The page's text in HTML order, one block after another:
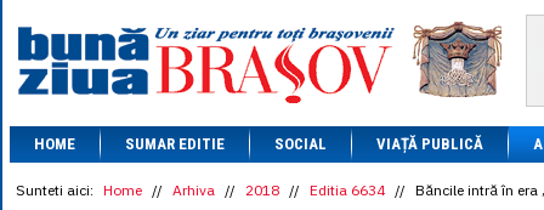
= 5.8304
1 XAU= 464.4611
1 AED= 1.1933
1 AUD= 2.7957
1 BGN= 2.5449
1 CAD= 3.1559
1 CHF= 5.2813
1 CNY= 0.6015
HOME SUMAR EDITIE SOCIAL VIAȚĂ PUBLICĂ
Sunteti aici: Home // Arhiva // 2018 // Editia 6634 // Băncile intră în